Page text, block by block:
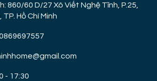
860/60 D/27 Xô Viết Nghệ Tĩnh, P.25,
Hồ Chí Minh
- 17:30